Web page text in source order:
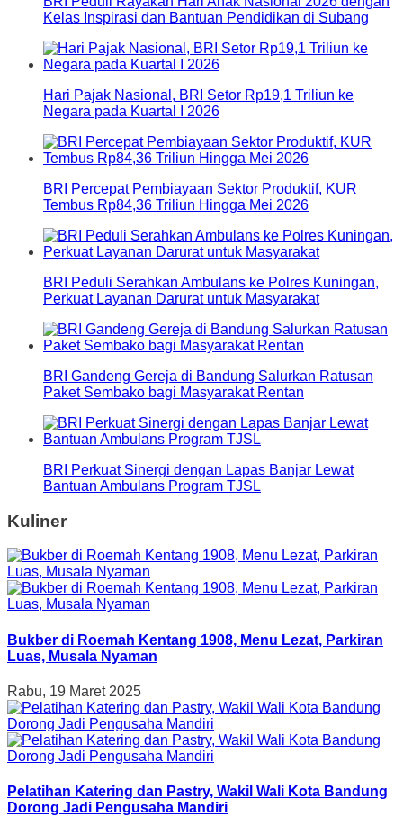
Kelas Inspirasi dan Bantuan Pendidikan di Subang
Hari Pajak Nasional, BRI Setor Rp19,1 Triliun ke
Negara pada Kuartal I 2026
BRI Percepat Pembiayaan Sektor Produktif, KUR
Tembus Rp84,36 Triliun Hingga Mei 2026
BRI Peduli Serahkan Ambulans ke Polres Kuningan,
Perkuat Layanan Darurat untuk Masyarakat
BRI Gandeng Gereja di Bandung Salurkan Ratusan
Paket Sembako bagi Masyarakat Rentan
BRI Perkuat Sinergi dengan Lapas Banjar Lewat
Bantuan Ambulans Program TJSL
Kuliner
Bukber di Roemah Kentang 1908, Menu Lezat, Parkiran
Luas, Musala Nyaman
Rabu, 19 Maret 2025
Pelatihan Katering dan Pastry, Wakil Wali Kota Bandung
Dorong Jadi Pengusaha Mandiri